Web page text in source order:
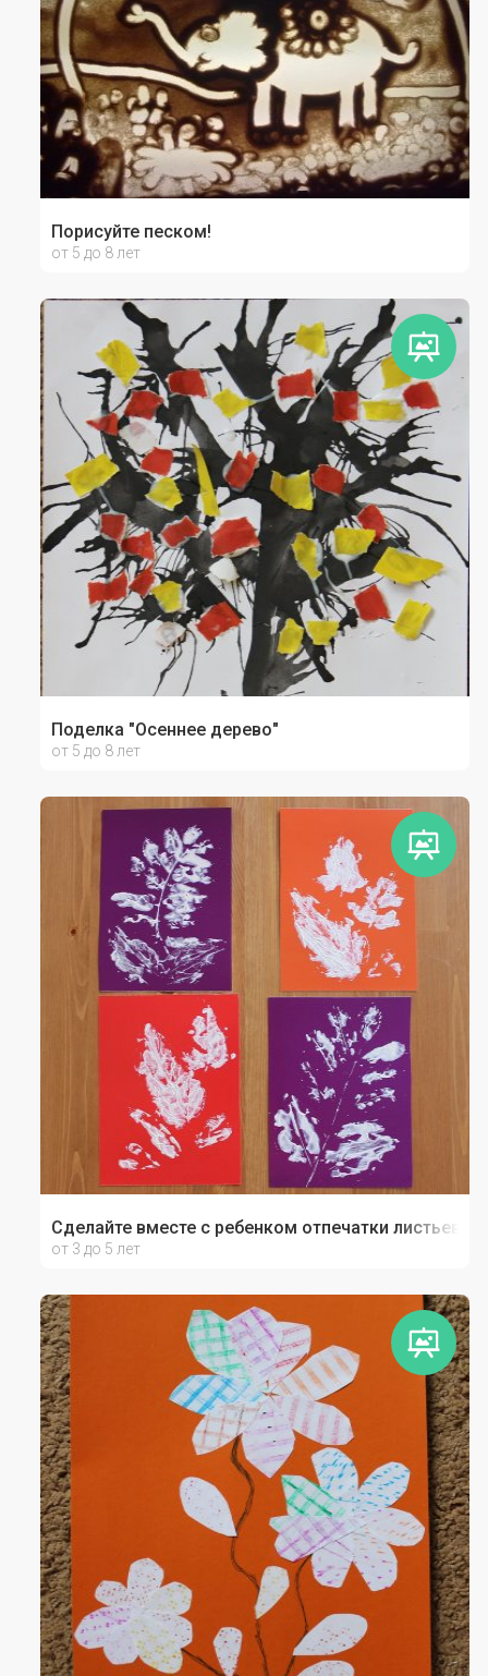
Порисуйте песком!
от 5 до 8 лет
Поделка "Осеннее дерево"
от 5 до 8 лет
Сделайте вместе с ребенком отпечатки листьев
от 3 до 5 лет